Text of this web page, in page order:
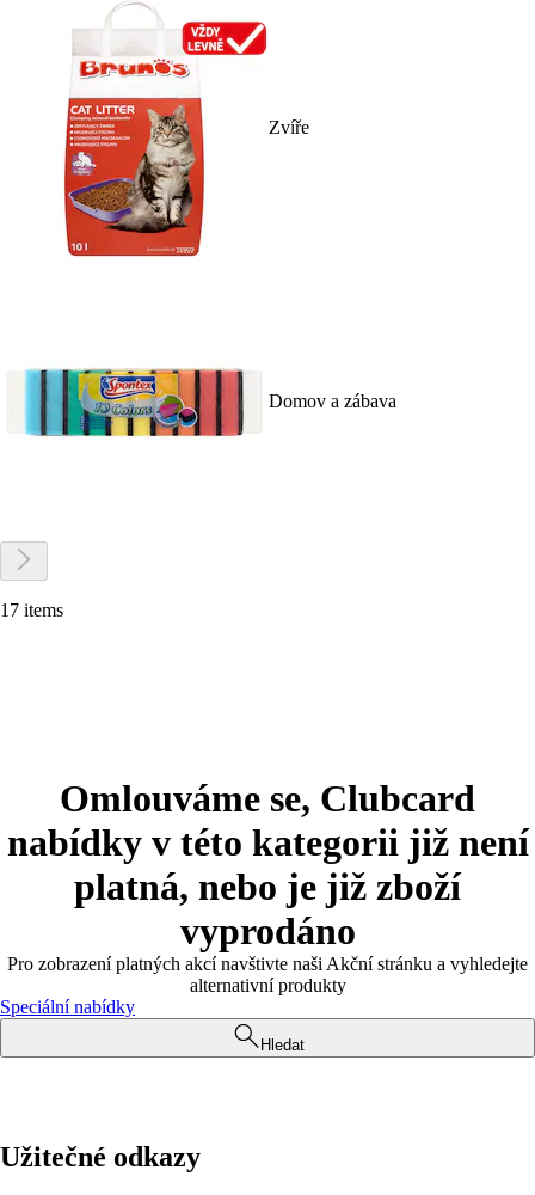
Zvíře
Domov a zábava
17 items
Omlouváme se, Clubcard
nabídky v této kategorii již není
platná, nebo je již zboží
vyprodáno
Pro zobrazení platných akcí navštivte naši Akční stránku a vyhledejte
alternativní produkty
Speciální nabídky
Hledat
Užitečné odkazy